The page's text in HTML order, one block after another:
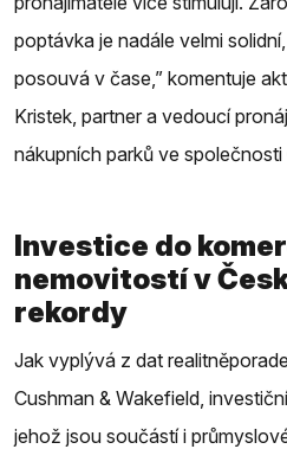
poptávka je nadále velmi
posouvá v čase,” komentuje
Kristek, partner a vedoucí
nákupních parků ve společnosti
Investice do
nemovitostí v
rekordy
Jak vyplývá z dat
Cushman & Wakefield,
jehož jsou součástí i